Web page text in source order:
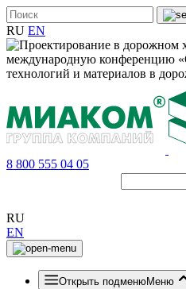
RU EN
8 800 555 04 05
RU
EN
Открыть подменюМеню